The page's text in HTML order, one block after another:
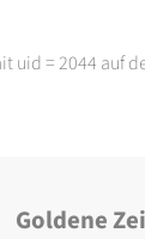
uid = 2044 auf
Goldene